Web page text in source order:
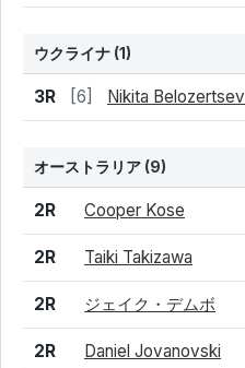
ウクライナ (1)
結果 シード 選手名
3R [6] Nikita Belozertsev
オーストラリア (9)
結果 シード 選手名
2R Cooper Kose
2R Taiki Takizawa
2R ジェイク・デムボ
2R Daniel Jovanovski